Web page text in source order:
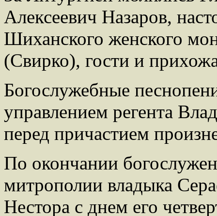
Алексеевич Назаров,
Шиханского женского
(Свирко), гости и
Богослужебные
управлением регента
перед причастием
По окончании
митрополии владыка
Нестора с днем его